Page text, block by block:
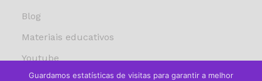
Blog
Materiais educativos
Youtube
Guardamos estatísticas de visitas para garantir a melhor